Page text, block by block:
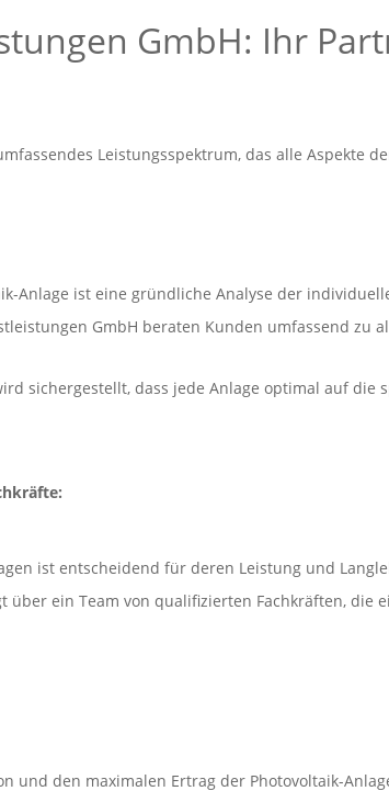
GmbH: Ihr
Leistungsspektrum, das alle Aspekte
Anlage ist eine gründliche Analyse der
GmbH beraten Kunden umfassend zu
sichergestellt, dass jede Anlage optimal auf die
ist entscheidend für deren Leistung und
über ein Team von qualifizierten Fachkräften,
und den maximalen Ertrag der Photovoltaik-